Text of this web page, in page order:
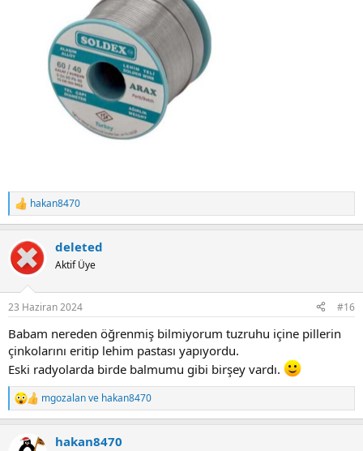
R
e
c
i
s
hakan8470
deleted
Aktif Üye
23 Haziran 2024 #16
Babam nereden öğrenmiş bilmiyorum tuzruhu içine pillerin
çinkolarını eritip lehim pastası yapıyordu.
Eski radyolarda birde balmumu gibi birşey vardı.
R
e
mgozalanve hakan8470
hakan8470